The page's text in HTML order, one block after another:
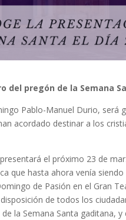
del pregón de la Semana
Pablo-Manuel Durio, será
acordado destinar a los
el próximo 23 de
que hasta ahora venía
de Pasión en el Gran
de todos los
la Semana Santa gaditana,